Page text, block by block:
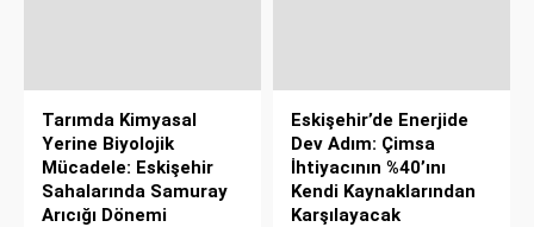
Tarımda Kimyasal
Yerine Biyolojik
Mücadele: Eskişehir
Sahalarında Samuray
Arıcığı Dönemi
Eskişehir’de Enerjide
Dev Adım: Çimsa
İhtiyacının %40’ını
Kendi Kaynaklarından
Karşılayacak